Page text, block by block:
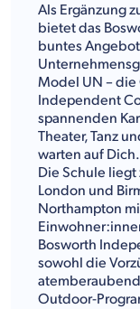
Als Ergänzung
bietet das
buntes
Model UN – die
Independent
spannenden
Theater, Tanz
warten auf Dich.
Die Schule
London und
Northampton
Bosworth
sowohl die
Outdoor-